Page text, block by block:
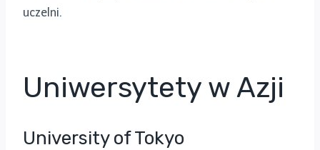
uczelni.
Uniwersytety w Azji
University of Tokyo